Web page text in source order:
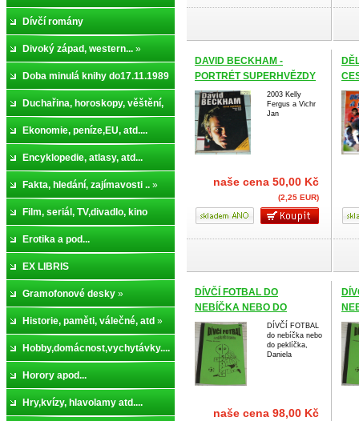
Dívčí romány
Divoký západ, western... »
Doba minulá knihy do17.11.1989
» Duchařina, horoskopy, věštění,
Ekonomie, peníze,EU, atd....
Encyklopedie, atlasy, atd...
Fakta, hledání, zajímavosti .. »
Film, seriál, TV,divadlo, kino
Erotika a pod...
EX LIBRIS
Gramofonové desky »
Historie, paměti, válečné, atd »
Hobby,domácnost,vychytávky....
» Horory apod...
Hry,kvízy, hlavolamy atd....
DAVID BECKHAM -
PORTRÉT SUPERHVĚZDY
2003 Kelly
Fergus a Vichr
Jan
naše cena 50,00 Kč
(2,25 EUR)
DÍVČÍ FOTBAL DO
NEBÍČKA NEBO DO
PEKLÍČKA
DÍVČÍ FOTBAL
do nebíčka nebo
do peklíčka,
Daniela
naše cena 98,00 Kč